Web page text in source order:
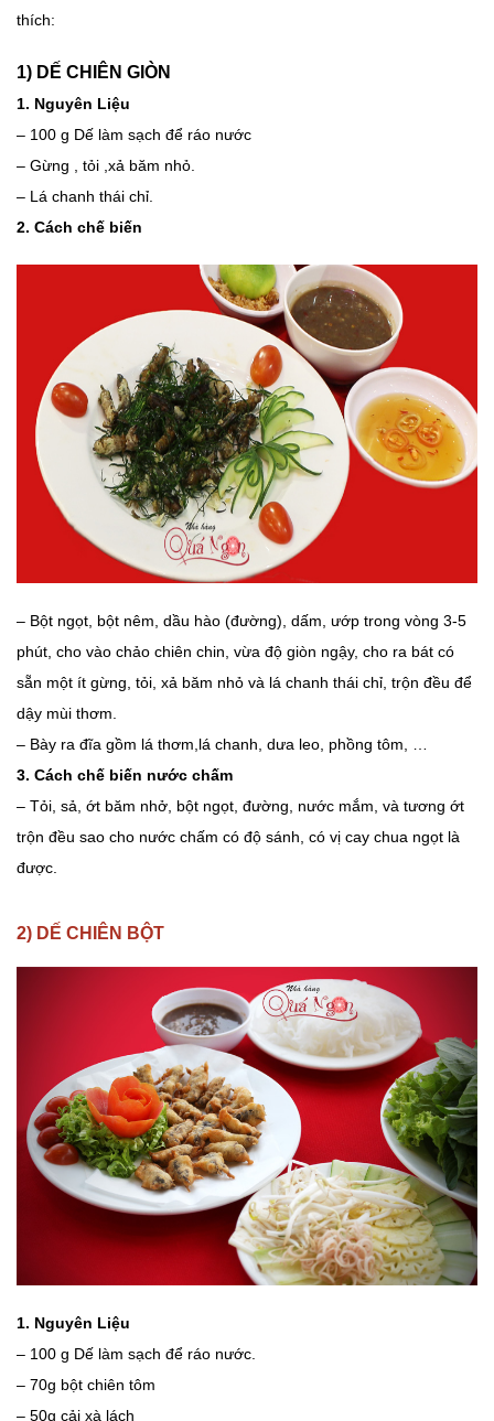
thích:
1) DẾ CHIÊN GIÒN
1. Nguyên Liệu
– 100 g Dế làm sạch để ráo nước
– Gừng , tỏi ,xả băm nhỏ.
– Lá chanh thái chỉ.
2. Cách chế biến
– Bột ngọt, bột nêm, dầu hào (đường), dấm, ướp trong vòng 3-5
phút, cho vào chảo chiên chin, vừa độ giòn ngậy, cho ra bát có
sẵn một ít gừng, tỏi, xả băm nhỏ và lá chanh thái chỉ, trộn đều để
dậy mùi thơm.
– Bày ra đĩa gồm lá thơm,lá chanh, dưa leo, phồng tôm, …
3. Cách chế biến nước chấm
– Tỏi, sả, ớt băm nhở, bột ngọt, đường, nước mắm, và tương ớt
trộn đều sao cho nước chấm có độ sánh, có vị cay chua ngọt là
được.
2) DẾ CHIÊN BỘT
1. Nguyên Liệu
– 100 g Dế làm sạch để ráo nước.
– 70g bột chiên tôm
– 50g cải xà lách